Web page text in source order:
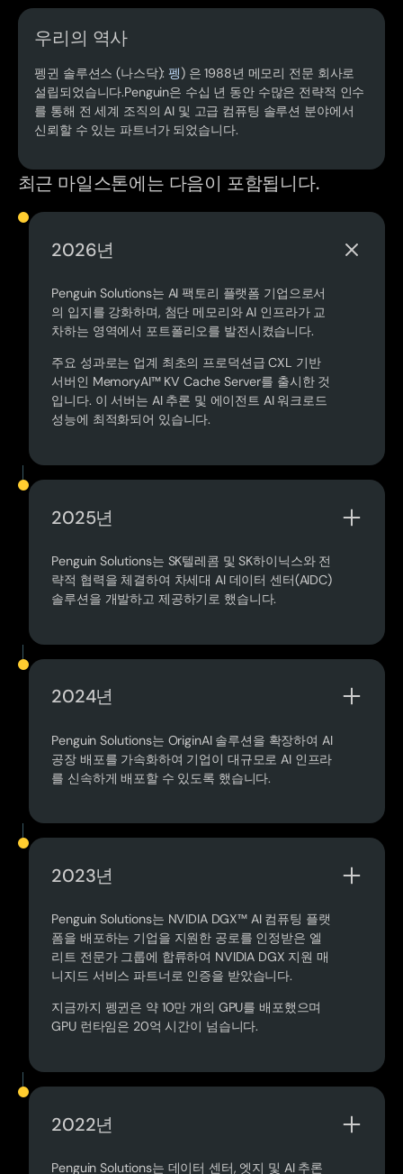
우리의 역사
펭귄 솔루션스 (나스닥): 펭) 은 1988년 메모리 전문 회사로
설립되었습니다.Penguin은 수십 년 동안 수많은 전략적 인수
를 통해 전 세계 조직의 AI 및 고급 컴퓨팅 솔루션 분야에서
신뢰할 수 있는 파트너가 되었습니다.
최근 마일스톤에는 다음이 포함됩니다.
2026년
Penguin Solutions는 AI 팩토리 플랫폼 기업으로서
의 입지를 강화하며, 첨단 메모리와 AI 인프라가 교
차하는 영역에서 포트폴리오를 발전시켰습니다.
주요 성과로는 업계 최초의 프로덕션급 CXL 기반
서버인 MemoryAI™ KV Cache Server를 출시한 것
입니다. 이 서버는 AI 추론 및 에이전트 AI 워크로드
성능에 최적화되어 있습니다.
2025년
Penguin Solutions는 SK텔레콤 및 SK하이닉스와 전
략적 협력을 체결하여 차세대 AI 데이터 센터(AIDC)
솔루션을 개발하고 제공하기로 했습니다.
2024년
Penguin Solutions는 OriginAI 솔루션을 확장하여 AI
공장 배포를 가속화하여 기업이 대규모로 AI 인프라
를 신속하게 배포할 수 있도록 했습니다.
2023년
Penguin Solutions는 NVIDIA DGX™ AI 컴퓨팅 플랫
폼을 배포하는 기업을 지원한 공로를 인정받은 엘
리트 전문가 그룹에 합류하여 NVIDIA DGX 지원 매
니지드 서비스 파트너로 인증을 받았습니다.
지금까지 펭귄은 약 10만 개의 GPU를 배포했으며
GPU 런타임은 20억 시간이 넘습니다.
2022년
Penguin Solutions는 데이터 센터, 엣지 및 AI 추론